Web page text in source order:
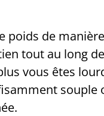
poids de
tout au long
vous êtes